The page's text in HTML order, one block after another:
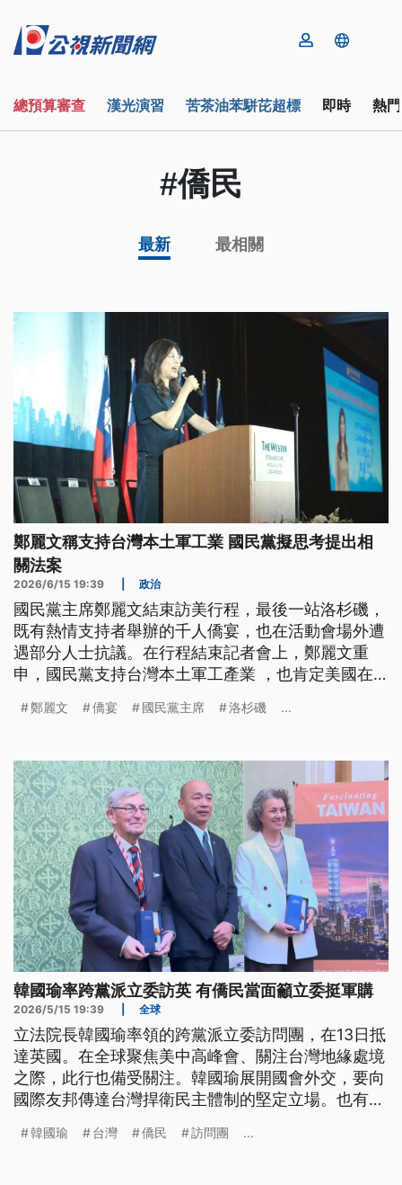
總預算審查 漢光演習 苦茶油苯駢芘超標 即時 熱
#僑民
最新 最相關
鄭麗文稱支持台灣本土軍工業 國民黨擬思考提出相
關法案
2026/6/15 19:39 政治
國民黨主席鄭麗文結束訪美行程，最後一站洛杉磯，
既有熱情支持者舉辦的千人僑宴，也在活動會場外遭
遇部分人士抗議。在行程結束記者會上，鄭麗文重
申，國民黨支持台灣本土軍工產業 ，也肯定美國在
鄭麗文 僑宴 國民黨主席 洛杉磯 ...
韓國瑜率跨黨派立委訪英 有僑民當面籲立委挺軍購
2026/5/15 19:39 全球
立法院長韓國瑜率領的跨黨派立委訪問團，在13日抵
達英國。在全球聚焦美中高峰會、關注台灣地緣處境
之際，此行也備受關注。韓國瑜展開國會外交，要向
國際友邦傳達台灣捍衛民主體制的堅定立場。也有僑
當面向韓院長請命。
韓國瑜 台灣 僑民 訪問團 ...